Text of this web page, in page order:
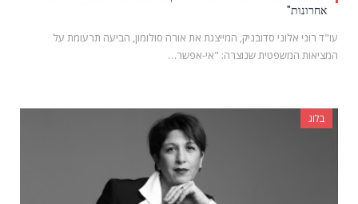
אחרונות"
עו"ד רוני אלוני סדובניק, המייצגת את אורה סולומון, הביעה תרעומת על
המציאות המשפטית שנוצרה: "אי-אפשר…
בלוג